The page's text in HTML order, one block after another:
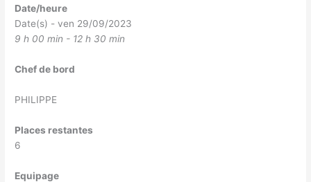
Date/heure
Date(s) - ven 29/09/2023
9 h 00 min - 12 h 30 min
Chef de bord
PHILIPPE
Places restantes
6
Equipage